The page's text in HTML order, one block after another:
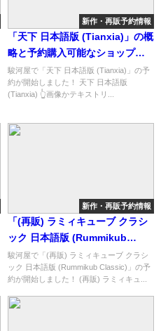
新作・再販予約情報
「天下 日本語版 (Tianxia)」の概
略と予約購入可能なショップ紹
介！
駿河屋で「天下 日本語版 (Tianxia)」の予
約が開始しました！ 天下 日本語版
(Tianxia) 👆画像かテキストリ...
新作・再販予約情報
「(再販) ラミィキューブ クラシ
ック 日本語版 (Rummikub
Classic)」の概略と予約購入可能
なショップ紹介！
駿河屋で「(再販) ラミィキューブ クラシ
ック 日本語版 (Rummikub Classic)」の予
約が開始しました！ (再販) ラミィキュ...